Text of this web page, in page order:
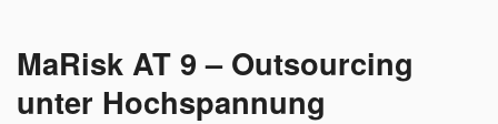
MaRisk AT 9 – Outsourcing
unter Hochspannung